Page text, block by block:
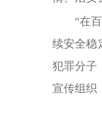
“在
续安全稳
犯罪分子
宣传组织